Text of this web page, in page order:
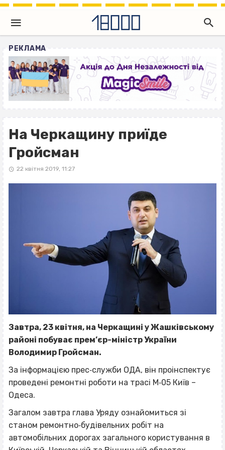
РЕКЛАМА
На Черкащину приїде
Гройсман
22 квітня 2019, 11:27
Завтра, 23 квітня, на Черкащині у Жашківському
районі побуває прем’єр-міністр України
Володимир Гройсман.
За інформацією прес‐служби ОДА, він проінспектує
проведені ремонтні роботи на трасі М‐05 Київ –
Одеса.
Загалом завтра глава Уряду ознайомиться зі
станом ремонтно‐будівельних робіт на
автомобільних дорогах загального користування в